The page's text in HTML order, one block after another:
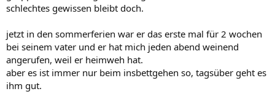
schlechtes gewissen bleibt doch.
jetzt in den sommerferien war er das erste mal für 2 wochen
bei seinem vater und er hat mich jeden abend weinend
angerufen, weil er heimweh hat.
aber es ist immer nur beim insbettgehen so, tagsüber geht es
ihm gut.